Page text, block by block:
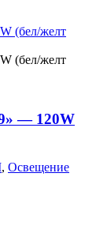
— 120W
, Освещение